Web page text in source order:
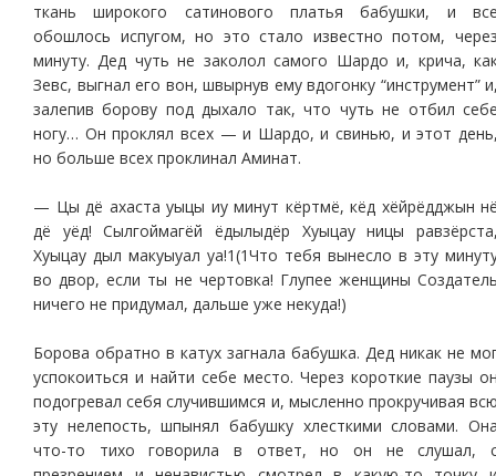
ткань широкого сатинового платья бабушки, и
обошлось испугом, но это стало известно потом,
минуту. Дед чуть не заколол самого Шардо и, крича,
Зевс, выгнал его вон, швырнув ему вдогонку “инструмент”
залепив борову под дыхало так, что чуть не отбил
ногу… Он проклял всех — и Шардо, и свинью, и этот
но больше всех проклинал Аминат.
— Цы дё ахаста уыцы иу минут кёртмё, кёд хёйрёдджын
дё уёд! Сылгоймагёй ёдылыдёр Хуыцау ницы
Хуыцау дыл макуыуал уа!1(1Что тебя вынесло в эту
во двор, если ты не чертовка! Глупее женщины
ничего не придумал, дальше уже некуда!)
Борова обратно в катух загнала бабушка. Дед никак не
успокоиться и найти себе место. Через короткие паузы
подогревал себя случившимся и, мысленно прокручивая
эту нелепость, шпынял бабушку хлесткими словами.
что-то тихо говорила в ответ, но он не слушал,